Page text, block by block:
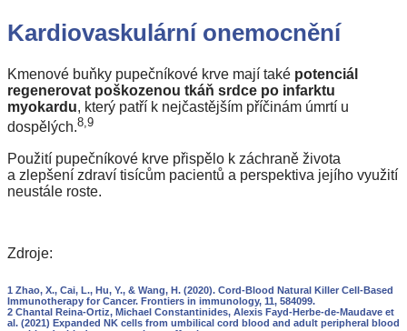
Kardiovaskulární onemocnění
Kmenové buňky pupečníkové krve mají také potenciál
regenerovat poškozenou tkáň srdce po infarktu
myokardu, který patří k nejčastějším příčinám úmrtí u
dospělých.8,9
Použití pupečníkové krve přispělo k záchraně života
a zlepšení zdraví tisícům pacientů a perspektiva jejího využití
neustále roste.
Zdroje:
1 Zhao, X., Cai, L., Hu, Y., & Wang, H. (2020). Cord-Blood Natural Killer Cell-Based
Immunotherapy for Cancer. Frontiers in immunology, 11, 584099.
2 Chantal Reina-Ortiz, Michael Constantinides, Alexis Fayd-Herbe-de-Maudave et
al. (2021) Expanded NK cells from umbilical cord blood and adult peripheral blood